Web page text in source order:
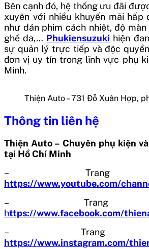
Bên cạnh đó, hệ thống ưu đãi
xuyên với nhiều khuyến mãi hấp
như dán phim cách nhiệt, độ
ghế da,… Phukiensuzuki hiện
sự quản lý trực tiếp và độc
đơn vị uy tín trong lĩnh vực phụ
Minh.
Thiện Auto – 731 Đỗ Xuân Hợp,
Thông tin liên hệ
Thiện Auto – Chuyên phụ kiện
tại Hồ Chí Minh
– Trang
https://www.youtube.com/
– Trang
https://www.facebook.com/
– Trang
https://www.instagram.com/